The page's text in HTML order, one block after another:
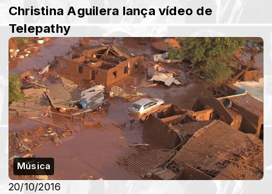
Christina Aguilera lança vídeo de
Telepathy
Música
20/10/2016